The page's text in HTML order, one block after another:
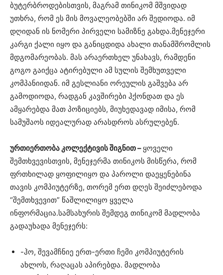
ბუტერბროდებისთვის, მაგრამ თინიკომ მშვიდად
უთხრა, რომ ეს მის მოვალეობებში არ შედიოდა. იმ
დღიდან ის ნომერი პირველი სამიზნე გახდა.მენეჯერი
კარგი ქალი იყო და განიცდიდა ახალი თანამშრომლის
მდგომარეობას. მას არაერთხელ უნახავს, რამდენი
გოგო გაიქცა ატირებული ამ სულის შემხუთველი
კომპანიიდან. იმ გესლიანი ორეულის გაშვება არ
გამოდიოდა, რადგან კავშირები ჰქონდათ და ეს
ამყარებდა მათ პოზიციებს, მიუხედავად იმისა, რომ
სამუშაოს იდეალურად არასდროს ასრულებენ.
ურთიერთობა კოლექტივის შიგნით –ყოველი
შემთხვევისთვის, მენეჯერმა თინიკოს მისწერა, რომ
ფრთხილად ყოფილიყო და პაროლი დაეყენებინა
თავის კომპიუტერზე, თორემ ერთ დღეს შეიძლებოდა
“შემთხვევით” წაშლილიყო ყველა
ინფორმაცია.სამსახურის შემდეგ თინიკომ მადლობა
გადაუხადა მენეჯერს:
-ჰო, შევამჩნიე ერთ-ერთი ჩემი კომპიუტერის
ახლოს, რაღაცას აპირებდა. მადლობა